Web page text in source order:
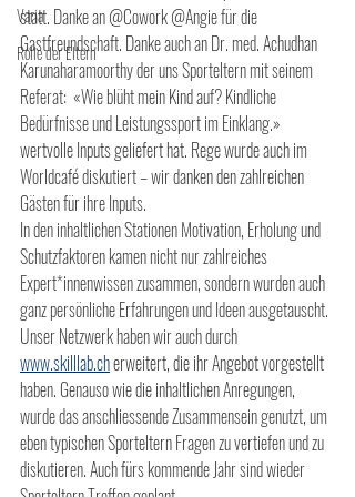
Varia
Rolle der Eltern
statt. Danke an @Cowork @Angie für die
Gastfreundschaft. Danke auch an Dr. med. Achudhan
Karunaharamoorthy der uns Sporteltern mit seinem
Referat:  «Wie blüht mein Kind auf? Kindliche
Bedürfnisse und Leistungssport im Einklang.»
wertvolle Inputs geliefert hat. Rege wurde auch im
Worldcafé diskutiert – wir danken den zahlreichen
Gästen für ihre Inputs.
In den inhaltlichen Stationen Motivation, Erholung und
Schutzfaktoren kamen nicht nur zahlreiches
Expert*innenwissen zusammen, sondern wurden auch
ganz persönliche Erfahrungen und Ideen ausgetauscht.
Unser Netzwerk haben wir auch durch
www.skilllab.ch erweitert, die ihr Angebot vorgestellt
haben. Genauso wie die inhaltlichen Anregungen,
wurde das anschliessende Zusammensein genutzt, um
eben typischen Sporteltern Fragen zu vertiefen und zu
diskutieren. Auch fürs kommende Jahr sind wieder